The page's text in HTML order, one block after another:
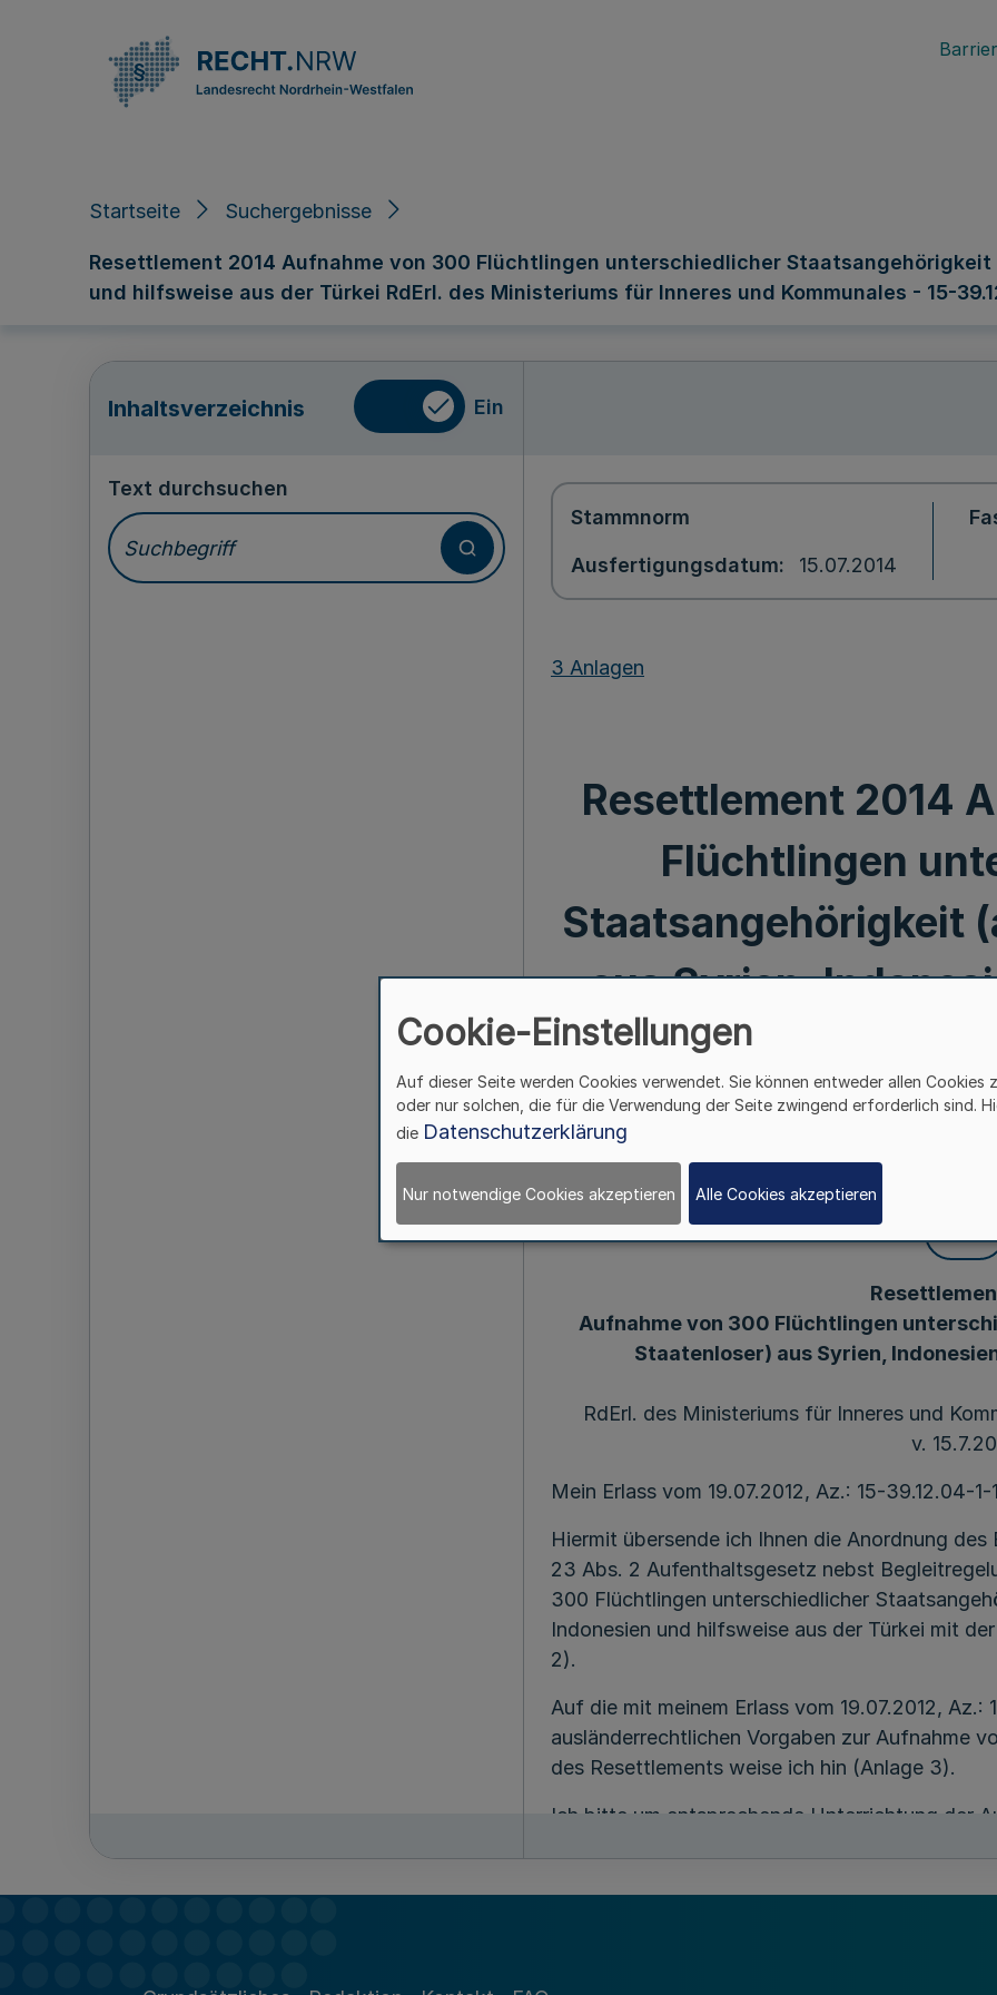
Startseite Suchergebnisse
Resettlement 2014 Aufnahme von 300 Flüchtlingen unterschiedlicher
und hilfsweise aus der Türkei RdErl. des Ministeriums für Inneres und Kommunales - 15-
Inhaltsverzeichnis Ein
Text durchsuchen
Stammnorm
Ausfertigungsdatum 15.07.2014
3 Anlagen
Resettlement 2014
Flüchtlingen
Staatsangehörigkeit
aus Syrien,
aus der Türkei
für Inneres und
39.12.04-1-11-
Aufnahme von 300 Flüchtlingen
Staatenloser) aus Syrien,
RdErl. des Ministeriums für Inneres und
v.
Mein Erlass vom 19.07.2012, Az.: 15-39.12.04-1-
Hiermit übersende ich Ihnen die Anordnung
23 Abs. 2 Aufenthaltsgesetz nebst
300 Flüchtlingen unterschiedlicher
Indonesien und hilfsweise aus der Türkei mit
2).
Auf die mit meinem Erlass vom 19.07.2012,
ausländerrechtlichen Vorgaben zur Aufnahme
des Resettlements weise ich hin (Anlage 3).
Ich bitte um entsprechende Unterrichtung der
Cookie-Einstellungen
Auf dieser Seite werden Cookies verwendet. Sie können entweder allen Cookies
oder nur solchen, die für die Verwendung der Seite zwingend erforderlich sind.
die Datenschutzerklärung
Nur notwendige Cookies akzeptieren Alle Cookies akzeptieren